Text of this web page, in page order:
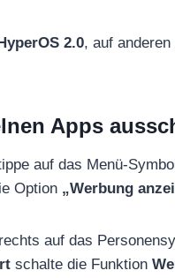
2.0, auf
Apps
auf das Menü-
Option „Werbung
auf das
schalte die Funktion